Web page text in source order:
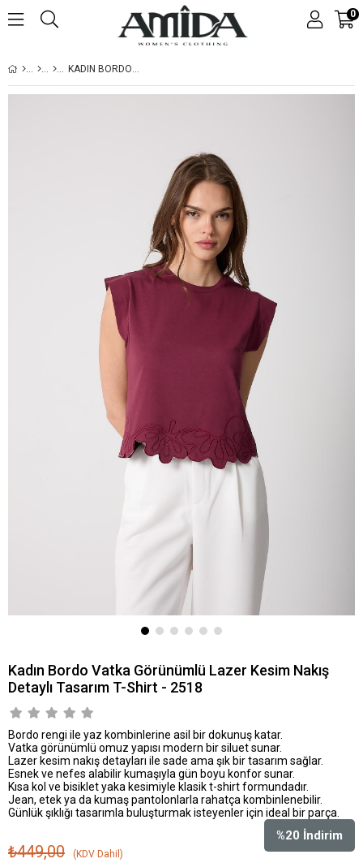
0
KADIN BORDO VATKA GÖRÜNÜMLÜ LAZER KESIM NAKIŞ DETAYLI TASARIM T-SHIRT - 2518
Kadın Bordo Vatka Görünümlü Lazer Kesim Nakış
Detaylı Tasarım T-Shirt - 2518
Bordo rengi ile yaz kombinlerine asil bir dokunuş katar.
Vatka görünümlü omuz yapısı modern bir siluet sunar.
Lazer kesim nakış detayları ile sade ama şık bir tasarım sağlar.
Esnek ve nefes alabilir kumaşıyla gün boyu konfor sunar.
Kısa kol ve bisiklet yaka kesimiyle klasik t-shirt formundadır.
Jean, etek ya da kumaş pantolonlarla rahatça kombinlenebilir.
Günlük şıklığı tasarımla buluşturmak isteyenler için ideal bir parça.
%20 İndirim
₺449,00 (KDV Dahil)